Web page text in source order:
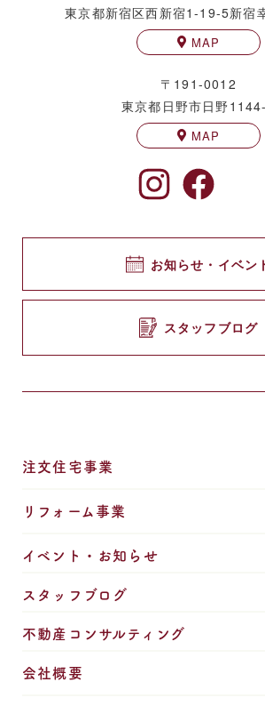
東京都新宿区西新宿1-19-5新宿
MAP
〒191-0012
東京都日野市日野
MAP
お知らせ・イベン
スタッフブログ
注文住宅事業
リフォーム事業
イベント・お知らせ
スタッフブログ
不動産コンサルティング
会社概要